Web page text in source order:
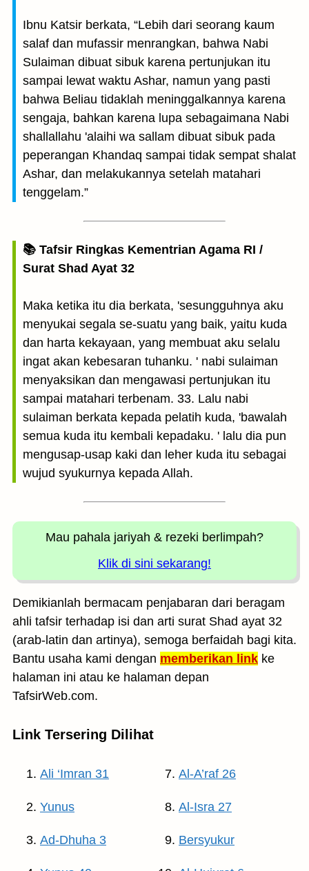
Ibnu Katsir berkata, “Lebih dari seorang kaum
salaf dan mufassir menrangkan, bahwa Nabi
Sulaiman dibuat sibuk karena pertunjukan itu
sampai lewat waktu Ashar, namun yang pasti
bahwa Beliau tidaklah meninggalkannya karena
sengaja, bahkan karena lupa sebagaimana Nabi
shallallahu 'alaihi wa sallam dibuat sibuk pada
peperangan Khandaq sampai tidak sempat shalat
Ashar, dan melakukannya setelah matahari
tenggelam.”
📚 Tafsir Ringkas Kementrian Agama RI /
Surat Shad Ayat 32
Maka ketika itu dia berkata, 'sesungguhnya aku
menyukai segala se-suatu yang baik, yaitu kuda
dan harta kekayaan, yang membuat aku selalu
ingat akan kebesaran tuhanku. ' nabi sulaiman
menyaksikan dan mengawasi pertunjukan itu
sampai matahari terbenam. 33. Lalu nabi
sulaiman berkata kepada pelatih kuda, 'bawalah
semua kuda itu kembali kepadaku. ' lalu dia pun
mengusap-usap kaki dan leher kuda itu sebagai
wujud syukurnya kepada Allah.
Mau pahala jariyah & rezeki berlimpah?
Klik di sini sekarang!
Demikianlah bermacam penjabaran dari beragam
ahli tafsir terhadap isi dan arti surat Shad ayat 32
(arab-latin dan artinya), semoga berfaidah bagi kita.
Bantu usaha kami dengan memberikan link ke
halaman ini atau ke halaman depan
TafsirWeb.com.
Link Tersering Dilihat
Ali ‘Imran 31
Yunus
Ad-Dhuha 3
Al-A’raf 26
Al-Isra 27
Bersyukur